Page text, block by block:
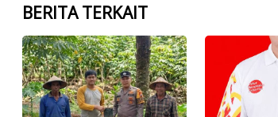
BERITA TERKAIT